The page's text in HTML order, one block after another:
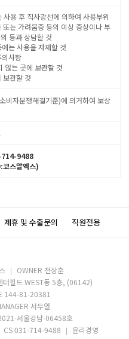
사용 후 직사광선에 의하여 사용부위
는 가려움증 등의 이상 증상이나 부
등과 상담할 것
는 사용을 자제할 것
사항
않는 곳에 보관할 것
보관할 것
비자분쟁해결기준)에 의거하여 보상
714-9488
코스알엑스)
제휴 및 수출문의 직원전용
OWNER 전상훈
터필드 WEST동 5층, (06142)
144-81-20381
서무열
서울강남-06458호
CS 031-714-9488
윤리경영